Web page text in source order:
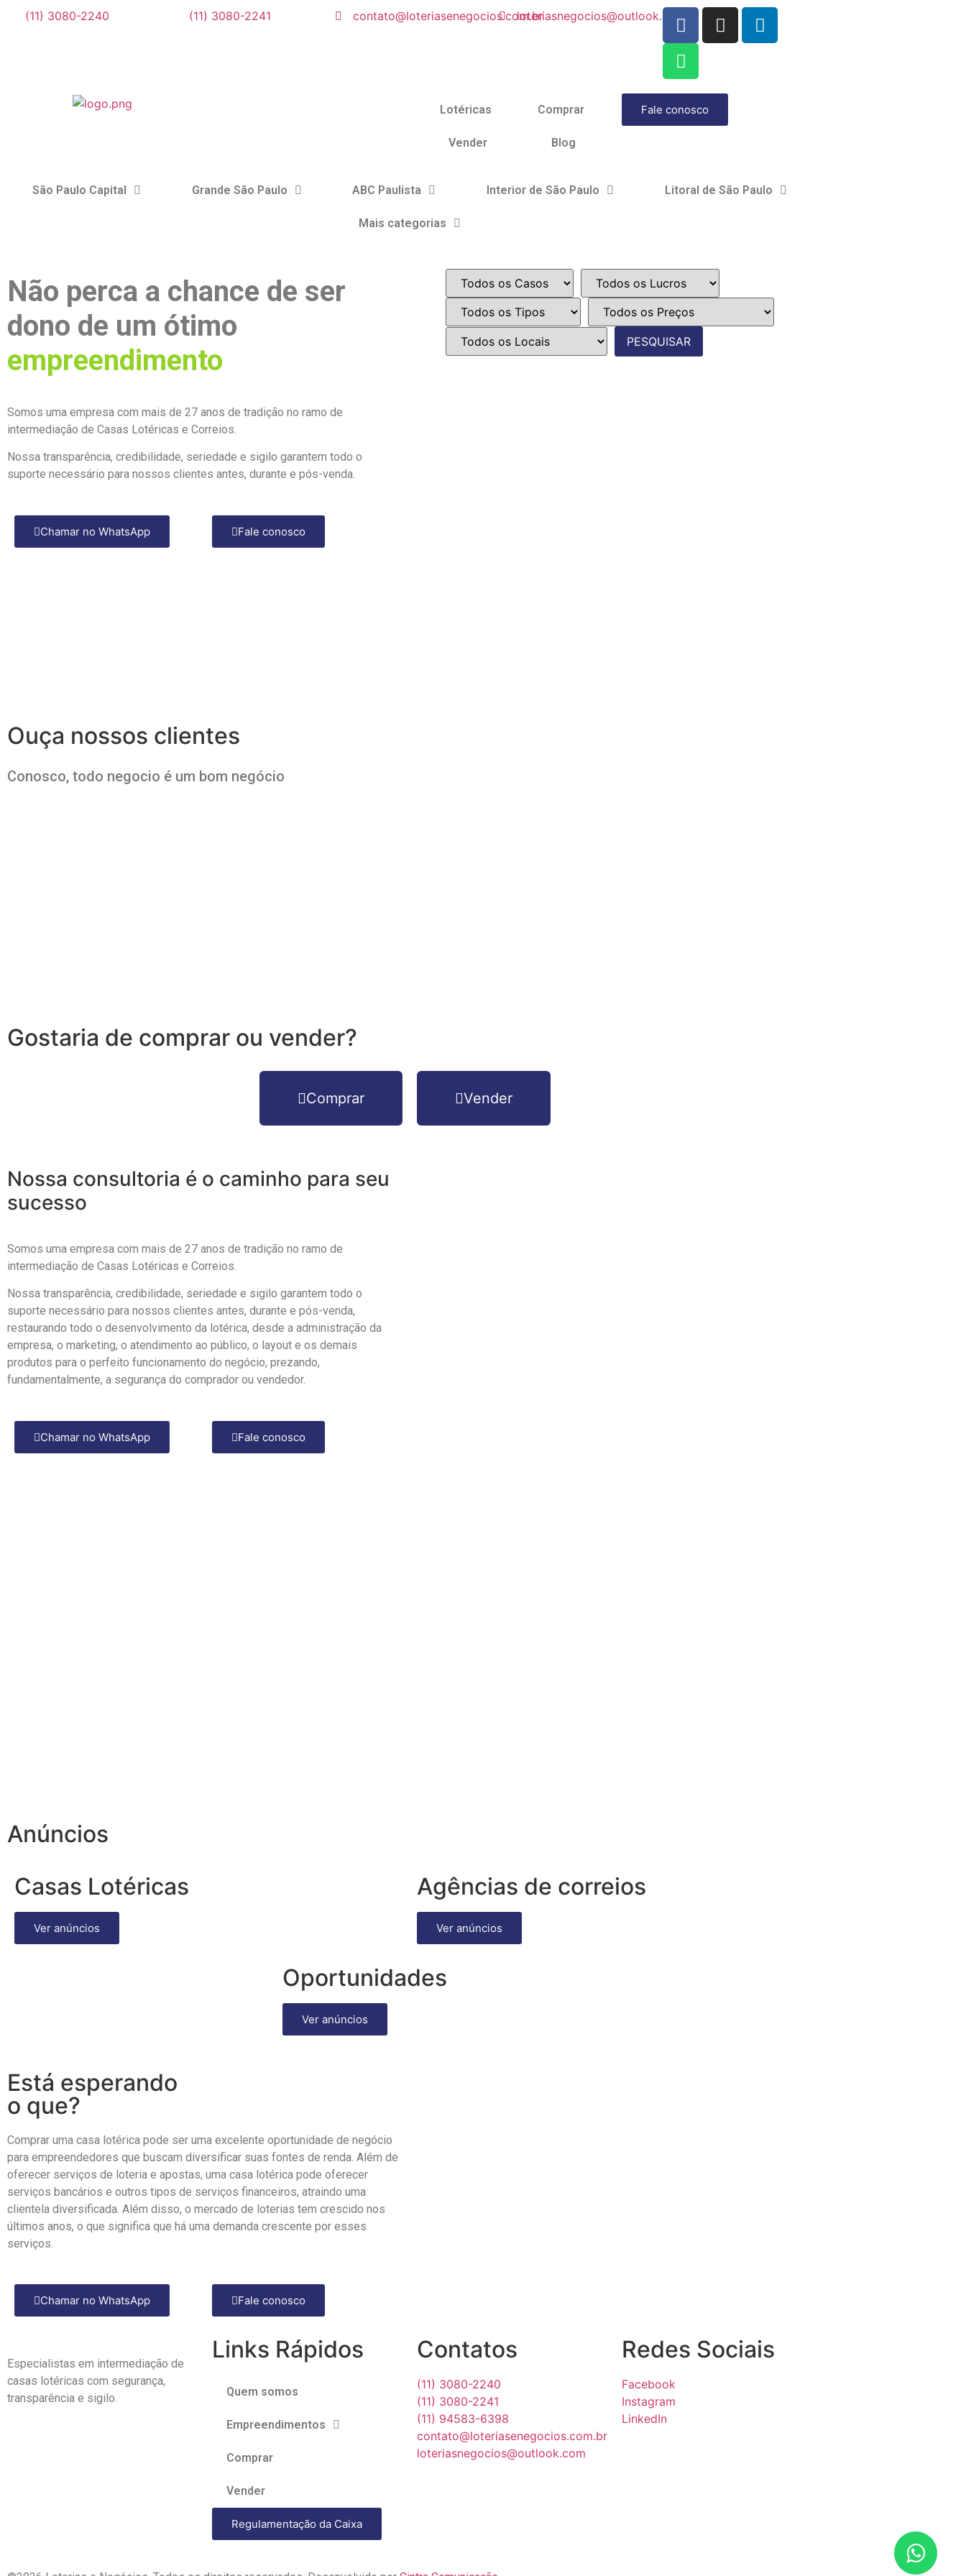
(11) 3080-2240 (11) 3080-2241 contato@loteriasenegocios.com.brloteriasnegocios@outlook.com
Lotéricas Comprar
Vender Blog
Fale conosco
São Paulo Capital Grande São Paulo ABC Paulista Interior de São Paulo Litoral de São Paulo
Mais categorias
Não perca a chance de ser
dono de um ótimo
empreendimento
Somos uma empresa com mais de 27 anos de tradição no ramo de
intermediação de Casas Lotéricas e Correios.
Nossa transparência, credibilidade, seriedade e sigilo garantem todo o
suporte necessário para nossos clientes antes, durante e pós-venda.
Chamar no WhatsApp Fale conosco
Ouça nossos clientes
Conosco, todo negocio é um bom negócio
Gostaria de comprar ou vender?
Comprar Vender
Nossa consultoria é o caminho para seu
sucesso
Somos uma empresa com mais de 27 anos de tradição no ramo de
intermediação de Casas Lotéricas e Correios.
Nossa transparência, credibilidade, seriedade e sigilo garantem todo o
suporte necessário para nossos clientes antes, durante e pós-venda,
restaurando todo o desenvolvimento da lotérica, desde a administração da
empresa, o marketing, o atendimento ao público, o layout e os demais
produtos para o perfeito funcionamento do negócio, prezando,
fundamentalmente, a segurança do comprador ou vendedor.
Chamar no WhatsApp Fale conosco
Anúncios
Casas Lotéricas
Ver anúncios
Agências de correios
Ver anúncios
Oportunidades
Ver anúncios
Está esperando
o que?
Comprar uma casa lotérica pode ser uma excelente oportunidade de negócio
para empreendedores que buscam diversificar suas fontes de renda. Além de
oferecer serviços de loteria e apostas, uma casa lotérica pode oferecer
serviços bancários e outros tipos de serviços financeiros, atraindo uma
clientela diversificada. Além disso, o mercado de loterias tem crescido nos
últimos anos, o que significa que há uma demanda crescente por esses
serviços.
Chamar no WhatsApp Fale conosco
Especialistas em intermediação de
casas lotéricas com segurança,
transparência e sigilo.
Links Rápidos
Quem somos
Empreendimentos
Comprar
Vender
Regulamentação da Caixa
Contatos
(11) 3080-2240​
(11) 3080-2241​
(11) 94583-6398
contato@loteriasenegocios.com.br​
loteriasnegocios@outlook.com
Redes Sociais
Facebook
Instagram
LinkedIn